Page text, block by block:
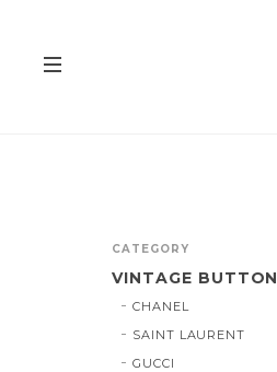
CATEGORY
VINTAGE BUTTON
CHANEL
SAINT LAURENT
GUCCI